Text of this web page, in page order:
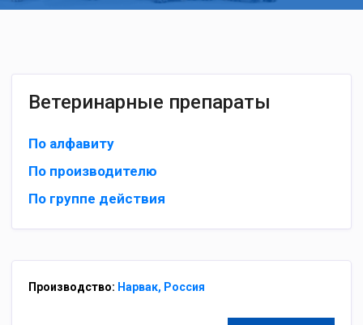
Ветеринарные препараты
По алфавиту
По производителю
По группе действия
Производство: Нарвак, Россия